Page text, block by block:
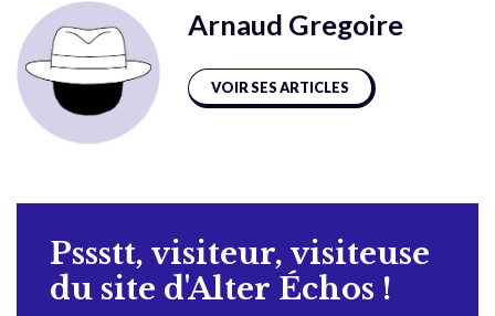
Arnaud Gregoire
VOIR SES ARTICLES
Pssstt, visiteur, visiteuse
du site d'Alter Échos !